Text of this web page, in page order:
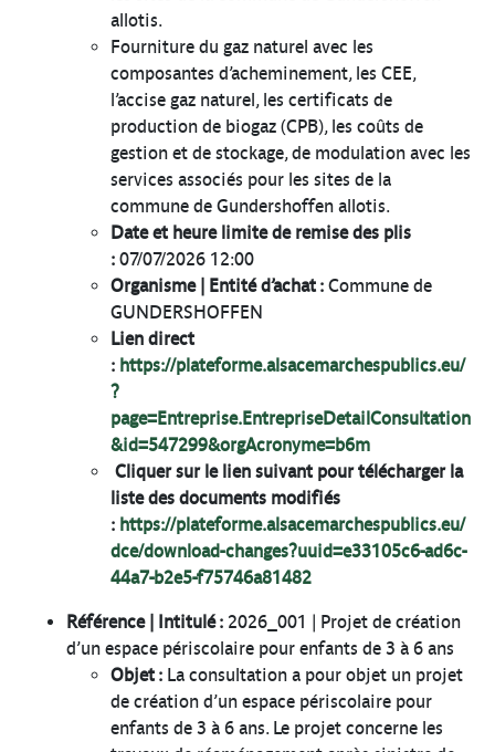
allotis.
Fourniture du gaz naturel avec les
composantes d’acheminement, les CEE,
l’accise gaz naturel, les certificats de
production de biogaz (CPB), les coûts de
gestion et de stockage, de modulation avec les
services associés pour les sites de la
commune de Gundershoffen allotis.
Date et heure limite de remise des plis
: 07/07/2026 12:00
Organisme | Entité d’achat : Commune de
GUNDERSHOFFEN
Lien direct
: https://plateforme.alsacemarchespublics.eu/
?
page=Entreprise.EntrepriseDetailConsultation
&id=547299&orgAcronyme=b6m
Cliquer sur le lien suivant pour télécharger la
liste des documents modifiés
: https://plateforme.alsacemarchespublics.eu/
dce/download-changes?uuid=e33105c6-ad6c-
44a7-b2e5-f75746a81482
Référence | Intitulé : 2026_001 | Projet de création
d’un espace périscolaire pour enfants de 3 à 6 ans
Objet : La consultation a pour objet un projet
de création d’un espace périscolaire pour
enfants de 3 à 6 ans. Le projet concerne les